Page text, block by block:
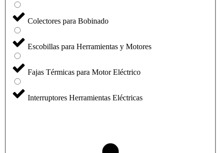
Colectores para Bobinado
Escobillas para Herramientas y Motores
Fajas Térmicas para Motor Eléctrico
Interruptores Herramientas Eléctricas